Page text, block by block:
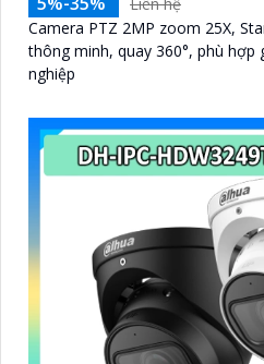
Camera PTZ 2MP zoom 25X,
thông minh, quay 360°, phù
nghiệp